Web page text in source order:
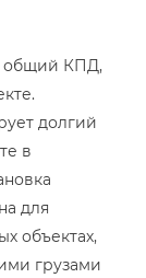
общий КПД,
долгий
в
для
объектах,
грузами